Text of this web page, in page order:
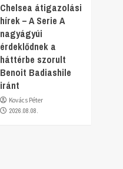
Chelsea átigazolási
hírek – A Serie A
nagyágyúi
érdeklődnek a
háttérbe szorult
Benoit Badiashile
iránt
Kovács Péter
2026.08.08.